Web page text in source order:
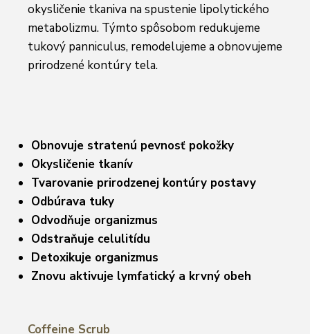
okysličenie tkaniva na spustenie lipolytického
metabolizmu. Týmto spôsobom redukujeme
tukový panniculus, remodelujeme a obnovujeme
prirodzené kontúry tela.
Obnovuje stratenú pevnosť pokožky
Okysličenie tkanív
Tvarovanie prirodzenej kontúry postavy
Odbúrava tuky
Odvodňuje organizmus
Odstraňuje celulitídu
Detoxikuje organizmus
Znovu aktivuje lymfatický a krvný obeh
Coffeine Scrub